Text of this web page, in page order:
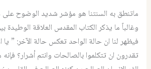
ماتنطق به السنتنا هو مؤشر شديد الوضوح
وغالباً ما يذكر الكتاب المقدس العلاقة الوطيدة
فيظهر لنا ان حالة الواحد تعكس حالة الآخر: ” يا
تقدرون ان تتكلموا بالصالحات وانتم أشرار؟